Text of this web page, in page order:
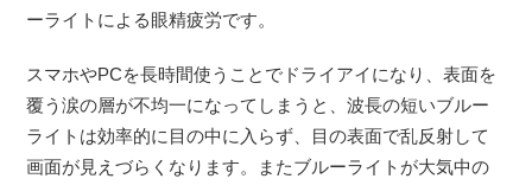
ーライトによる眼精疲労です。
スマホやPCを長時間使うことでドライアイになり、表面を
覆う涙の層が不均一になってしまうと、波長の短いブルー
ライトは効率的に目の中に入らず、目の表面で乱反射して
画面が見えづらくなります。またブルーライトが大気中の